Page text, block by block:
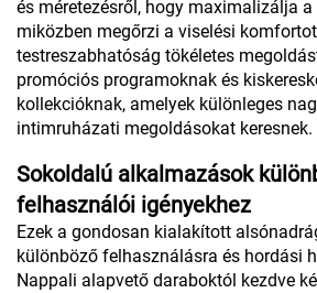
és méretezésről, hogy maximalizálja
miközben megőrzi a viselési
testreszabhatóság tökéletes
promóciós programoknak és
kollekcióknak, amelyek különleges
intimruházati megoldásokat keresnek.
Sokoldalú alkalmazások
felhasználói igényekhez
Ezek a gondosan kialakított
különböző felhasználásra és hordási
Nappali alapvető daraboktól kezdve